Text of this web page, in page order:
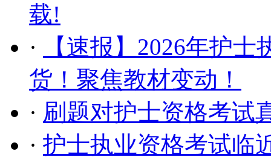
载!
·
【速报】2026年护
货！聚焦教材变动！
· 刷题对护士资格考试
· 护士执业资格考试临